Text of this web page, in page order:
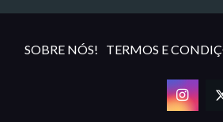
SOBRE NÓS! TERMOS E